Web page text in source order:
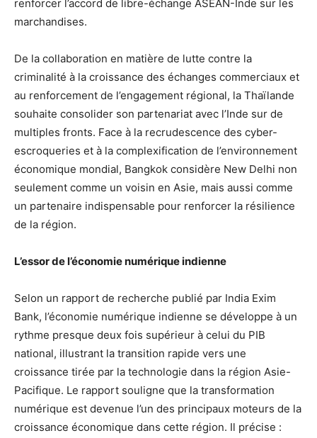
renforcer l’accord de libre-échange ASEAN-Inde sur les
marchandises.
De la collaboration en matière de lutte contre la
criminalité à la croissance des échanges commerciaux et
au renforcement de l’engagement régional, la Thaïlande
souhaite consolider son partenariat avec l’Inde sur de
multiples fronts. Face à la recrudescence des cyber-
escroqueries et à la complexification de l’environnement
économique mondial, Bangkok considère New Delhi non
seulement comme un voisin en Asie, mais aussi comme
un partenaire indispensable pour renforcer la résilience
de la région.
L’essor de l’économie numérique indienne
Selon un rapport de recherche publié par India Exim
Bank, l’économie numérique indienne se développe à un
rythme presque deux fois supérieur à celui du PIB
national, illustrant la transition rapide vers une
croissance tirée par la technologie dans la région Asie-
Pacifique. Le rapport souligne que la transformation
numérique est devenue l’un des principaux moteurs de la
croissance économique dans cette région. Il précise :